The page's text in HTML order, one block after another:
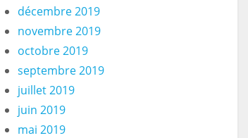
décembre 2019
novembre 2019
octobre 2019
septembre 2019
juillet 2019
juin 2019
mai 2019